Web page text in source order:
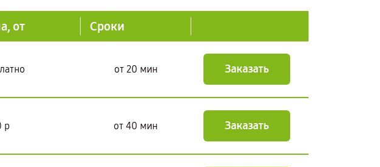
от Сроки
от 20 мин Заказать
р от 40 мин Заказать